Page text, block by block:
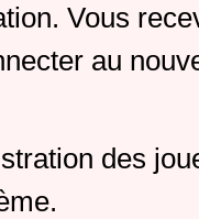
Vous
au
des